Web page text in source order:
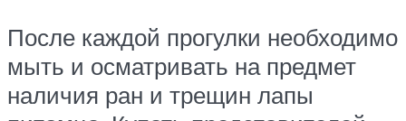
После каждой прогулки необходимо
мыть и осматривать на предмет
наличия ран и трещин лапы